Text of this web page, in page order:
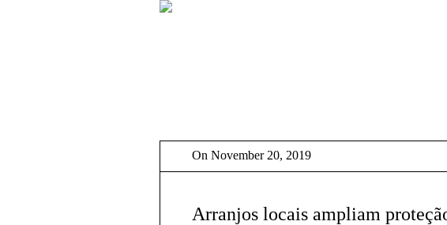
On November 20, 2019
Arranjos locais ampliam